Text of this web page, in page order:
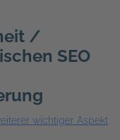
/
SEO
wichtiger Aspekt